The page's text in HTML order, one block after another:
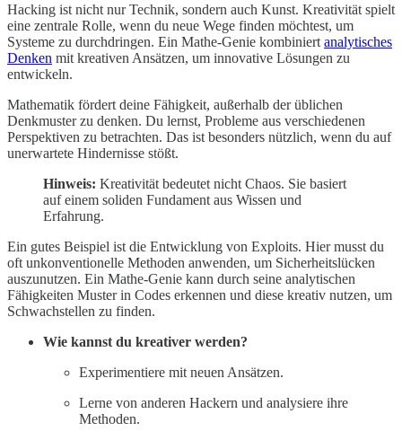
Hacking ist nicht nur Technik, sondern auch Kunst. Kreativität spielt
eine zentrale Rolle, wenn du neue Wege finden möchtest, um
Systeme zu durchdringen. Ein Mathe-Genie kombiniert analytisches
Denken mit kreativen Ansätzen, um innovative Lösungen zu
entwickeln.
Mathematik fördert deine Fähigkeit, außerhalb der üblichen
Denkmuster zu denken. Du lernst, Probleme aus verschiedenen
Perspektiven zu betrachten. Das ist besonders nützlich, wenn du auf
unerwartete Hindernisse stößt.
Hinweis: Kreativität bedeutet nicht Chaos. Sie basiert
auf einem soliden Fundament aus Wissen und
Erfahrung.
Ein gutes Beispiel ist die Entwicklung von Exploits. Hier musst du
oft unkonventionelle Methoden anwenden, um Sicherheitslücken
auszunutzen. Ein Mathe-Genie kann durch seine analytischen
Fähigkeiten Muster in Codes erkennen und diese kreativ nutzen, um
Schwachstellen zu finden.
Wie kannst du kreativer werden?
Experimentiere mit neuen Ansätzen.
Lerne von anderen Hackern und analysiere ihre
Methoden.